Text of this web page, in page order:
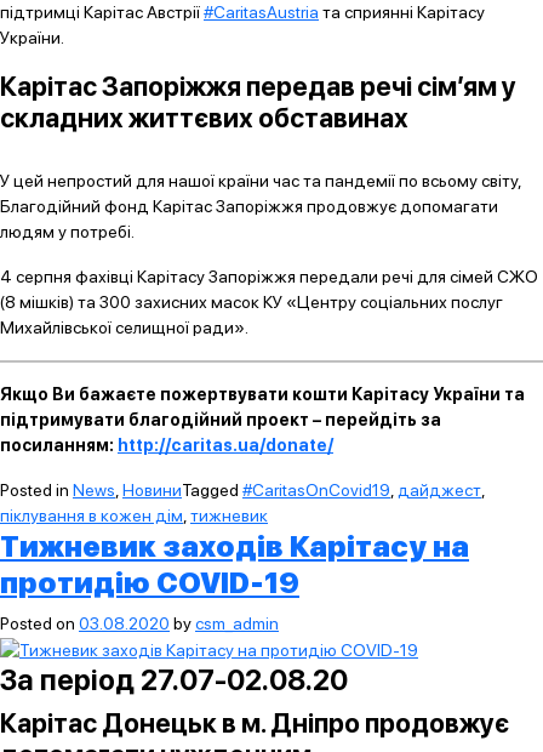
підтримці Карітас Австрії#CaritasAustria та сприянні Карітасу
України.
Карітас Запоріжжя передав речі сім’ям у
складних життєвих обставинах
У цей непростий для нашої країни час та пандемії по всьому світу,
Благодійний фонд Карітас Запоріжжя продовжує допомагати
людям у потребі.
4 серпня фахівці Карітасу Запоріжжя передали речі для сімей СЖО
(8 мішків) та 300 захисних масок КУ «Центру соціальних послуг
Михайлівської селищної ради».
Якщо Ви бажаєте пожертвувати кошти Карітасу України та
підтримувати благодійний проект – перейдіть за
посиланням: http://caritas.ua/donate/
Posted in News НовиниTagged #CaritasOnCovid19 дайджест
піклування в кожен дім тижневик
Тижневик заходів Карітасу на
протидію COVID-19
Posted on 03.08.2020 bycsm_admin
За період 27.07-02.08.20
Карітас Донецьк в м.Дніпро продовжує